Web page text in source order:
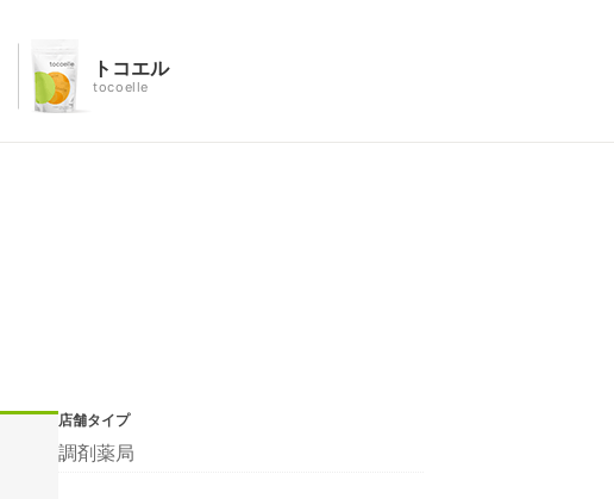
トコエル
tocoelle
店舗タイプ
調剤薬局